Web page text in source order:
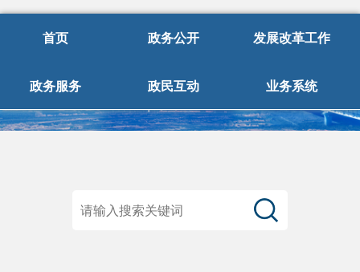
首页 政务公开 发展改革工作
政务服务 政民互动 业务系统